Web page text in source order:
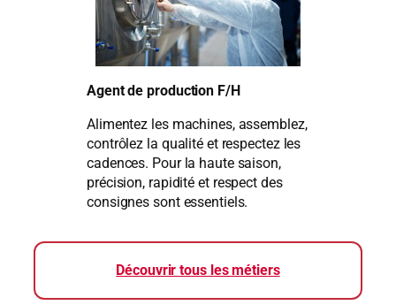
Agent de production F/H
Alimentez les machines, assemblez,
contrôlez la qualité et respectez les
cadences. Pour la haute saison,
précision, rapidité et respect des
consignes sont essentiels.
Découvrir tous les métiers